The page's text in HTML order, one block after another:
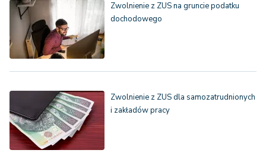
Zwolnienie z ZUS na gruncie podatku
dochodowego
Zwolnienie z ZUS dla samozatrudnionych
i zakładów pracy